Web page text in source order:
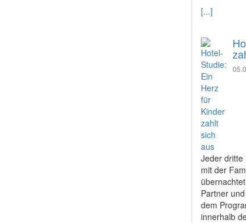
[...]
Jeder dritte
mit der
Partner
dem
innerhalb